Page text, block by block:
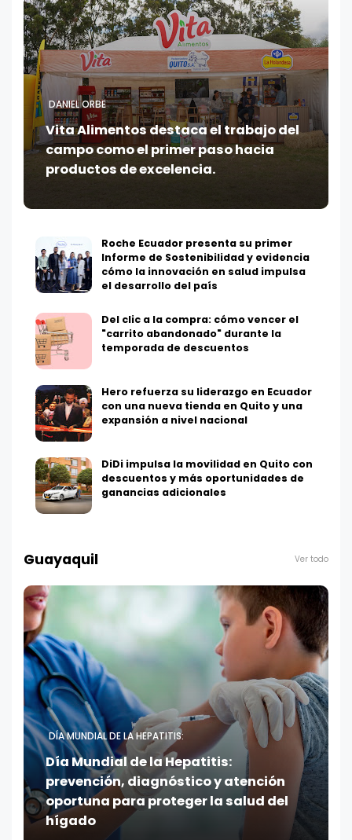
DANIEL ORBE
Vita Alimentos destaca el trabajo del
campo como el primer paso hacia
productos de excelencia.
Roche Ecuador presenta su primer
Informe de Sostenibilidad y evidencia
cómo la innovación en salud impulsa
el desarrollo del país
Del clic a la compra: cómo vencer el
"carrito abandonado" durante la
temporada de descuentos
Hero refuerza su liderazgo en Ecuador
con una nueva tienda en Quito y una
expansión a nivel nacional
DiDi impulsa la movilidad en Quito con
descuentos y más oportunidades de
ganancias adicionales
Guayaquil Ver todo
DÍA MUNDIAL DE LA HEPATITIS:
Día Mundial de la Hepatitis:
prevención, diagnóstico y atención
oportuna para proteger la salud del
hígado